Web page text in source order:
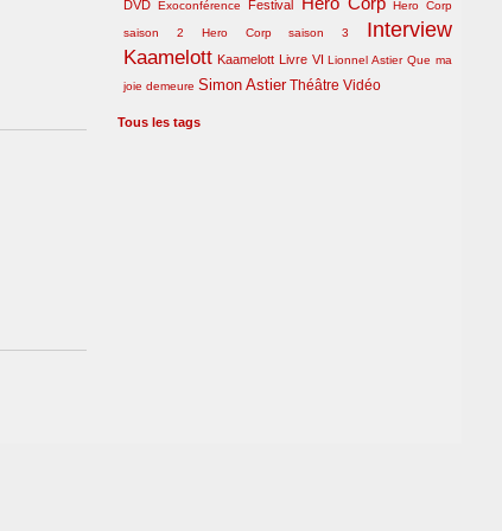
DVD Exoconférence Festival Hero Corp
saison 2 Hero Corp saison 3 Interview
Kaamelott Kaamelott Livre VI Lionnel Astier Que ma
joie demeure Simon Astier Théâtre Vidéo
Tous les tags